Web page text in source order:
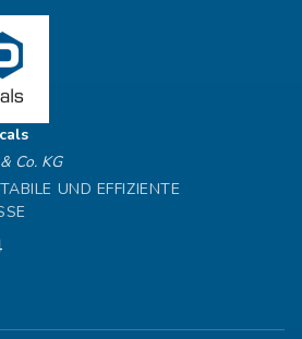
Co. KG
UND EFFIZIENTE